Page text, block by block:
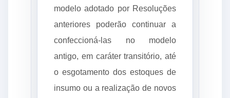
modelo adotado por Resoluções
anteriores poderão continuar a
confeccioná-las no modelo
antigo, em caráter transitório, até
o esgotamento dos estoques de
insumo ou a realização de novos